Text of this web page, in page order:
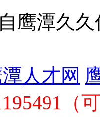
鹰潭久久
人才网
（